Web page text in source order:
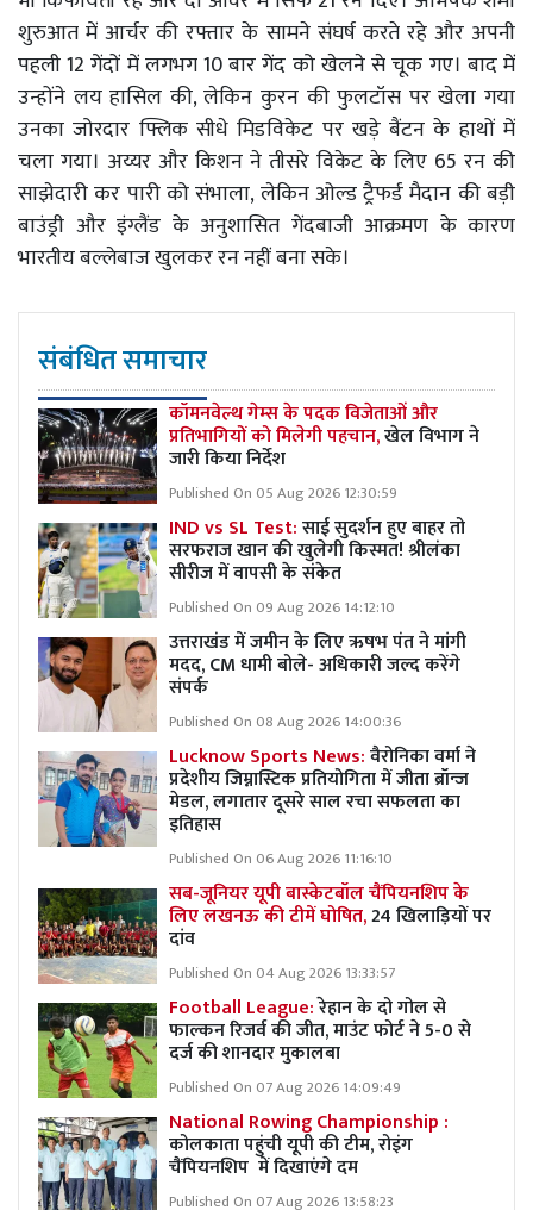
शुरुआत में आर्चर की रफ्तार के सामने संघर्ष करते रहे और अपनी
पहली 12 गेंदों में लगभग 10 बार गेंद को खेलने से चूक गए। बाद में
उन्होंने लय हासिल की, लेकिन कुरन की फुलटॉस पर खेला गया
उनका जोरदार फ्लिक सीधे मिडविकेट पर खड़े बैंटन के हाथों में
चला गया। अय्यर और किशन ने तीसरे विकेट के लिए 65 रन की
साझेदारी कर पारी को संभाला, लेकिन ओल्ड ट्रैफर्ड मैदान की बड़ी
बाउंड्री और इंग्लैंड के अनुशासित गेंदबाजी आक्रमण के कारण
भारतीय बल्लेबाज खुलकर रन नहीं बना सके।
संबंधित समाचार
कॉमनवेल्थ गेम्स के पदक विजेताओं और
प्रतिभागियों को मिलेगी पहचान,खेल विभाग ने
जारी किया निर्देश
Published On 05 Aug 2026 12:30:59
IND vs SL Test:साई सुदर्शन हुए बाहर तो
सरफराज खान की खुलेगी किस्मत! श्रीलंका
सीरीज में वापसी के संकेत
Published On 09 Aug 2026 14:12:10
उत्तराखंड में जमीन के लिए ऋषभ पंत ने मांगी
मदद, CM धामी बोले- अधिकारी जल्द करेंगे
संपर्क
Published On 08 Aug 2026 14:00:36
Lucknow Sports News:वैरोनिका वर्मा ने
प्रदेशीय जिम्नास्टिक प्रतियोगिता में जीता ब्रॉन्ज
मेडल, लगातार दूसरे साल रचा सफलता का
इतिहास
Published On 06 Aug 2026 11:16:10
सब-जूनियर यूपी बास्केटबॉल चैंपियनशिप के
लिए लखनऊ की टीमें घोषित,24 खिलाड़ियों पर
दांव
Published On 04 Aug 2026 13:33:57
Football League:रेहान के दो गोल से
फाल्कन रिजर्व की जीत, माउंट फोर्ट ने 5-0 से
दर्ज की शानदार मुकालबा
Published On 07 Aug 2026 14:09:49
National Rowing Championship :
कोलकाता पहुंची यूपी की टीम, रोइंग
चैंपियनशिप में दिखाएंगे दम
Published On 07 Aug 2026 13:58:23